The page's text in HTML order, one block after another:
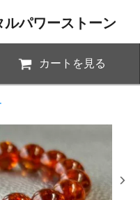
パワーストーン
カートを見る